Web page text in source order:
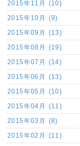
2015年11月 (10)
2015年10月 (9)
2015年09月 (13)
2015年08月 (19)
2015年07月 (14)
2015年06月 (13)
2015年05月 (10)
2015年04月 (11)
2015年03月 (8)
2015年02月 (11)